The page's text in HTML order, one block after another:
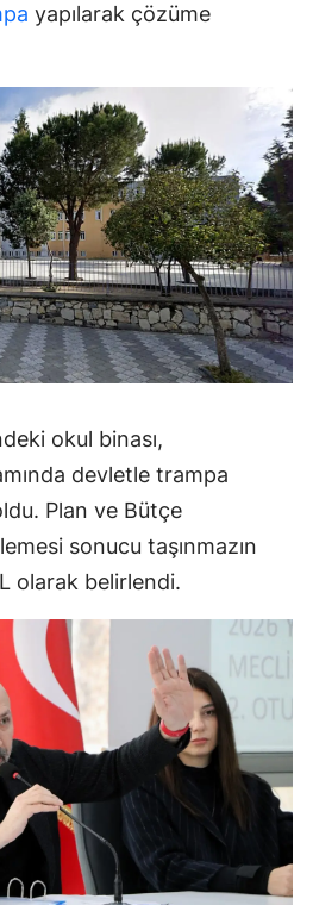
yapılarak çözüme
okul binası,
devletle trampa
Plan ve Bütçe
sonucu taşınmazın
olarak belirlendi.